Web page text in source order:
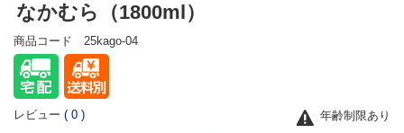
なかむら（1800ml）
商品コード 25kago-04
レビュー ( 0 ) 年齢制限あり